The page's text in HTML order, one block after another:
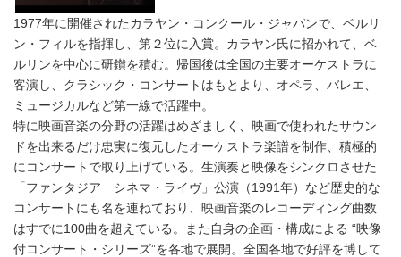
1977年に開催されたカラヤン・コンクール・ジャパンで、ベルリ
ン・フィルを指揮し、第２位に入賞。カラヤン氏に招かれて、ベ
ルリンを中心に研鑚を積む。帰国後は全国の主要オーケストラに
客演し、クラシック・コンサートはもとより、オペラ、バレエ、
ミュージカルなど第一線で活躍中。
特に映画音楽の分野の活躍はめざましく、映画で使われたサウン
ドを出来るだけ忠実に復元したオーケストラ楽譜を制作、積極的
にコンサートで取り上げている。生演奏と映像をシンクロさせた
「ファンタジア シネマ・ライヴ」公演（1991年）など歴史的な
コンサートにも名を連ねており、映画音楽のレコーディング曲数
はすでに100曲を超えている。また自身の企画・構成による “映像
付コンサート・シリーズ”を各地で展開。全国各地で好評を博して